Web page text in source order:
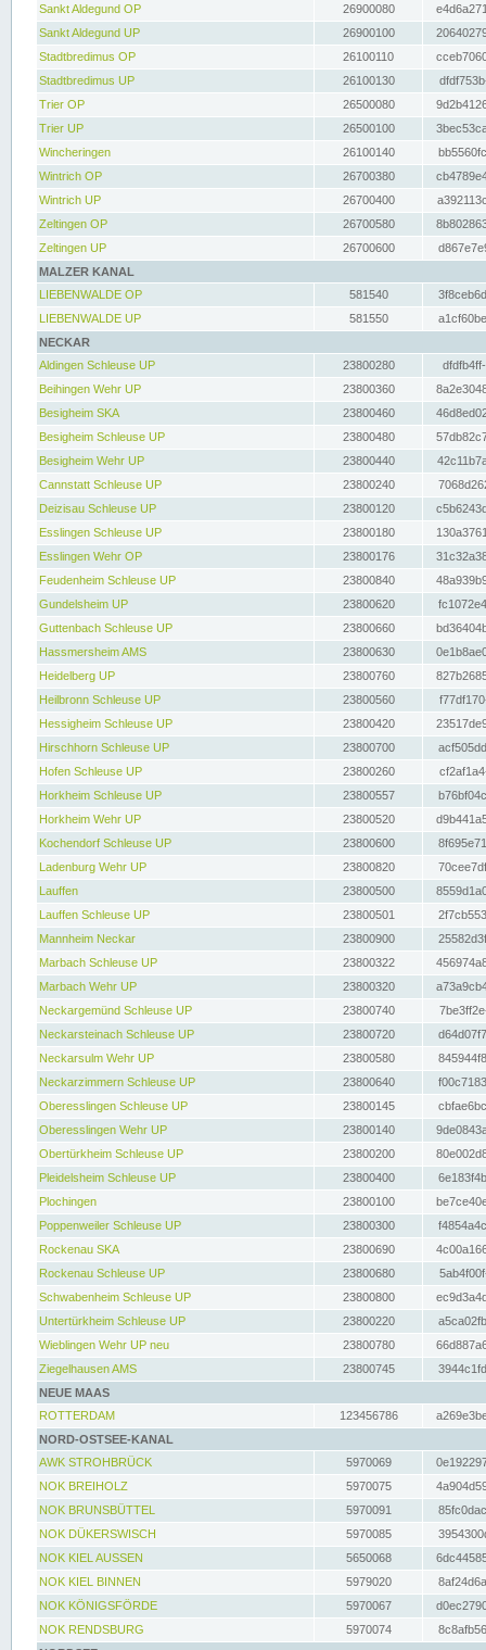
Sankt Aldegund OP
26900080
Sankt Aldegund UP
26900100
Stadtbredimus OP
26100110
Stadtbredimus UP
26100130
Trier OP
26500080
Trier UP
26500100
Wincheringen
26100140
Wintrich OP
26700380
Wintrich UP
26700400
Zeltingen OP
26700580
Zeltingen UP
26700600
MALZER KANAL
LIEBENWALDE OP
581540
LIEBENWALDE UP
581550
NECKAR
Aldingen Schleuse UP
23800280
Beihingen Wehr UP
23800360
Besigheim SKA
23800460
Besigheim Schleuse UP
23800480
Besigheim Wehr UP
23800440
Cannstatt Schleuse UP
23800240
Deizisau Schleuse UP
23800120
Esslingen Schleuse UP
23800180
Esslingen Wehr OP
23800176
Feudenheim Schleuse UP
23800840
Gundelsheim UP
23800620
Guttenbach Schleuse UP
23800660
Hassmersheim AMS
23800630
Heidelberg UP
23800760
Heilbronn Schleuse UP
23800560
Hessigheim Schleuse UP
23800420
Hirschhorn Schleuse UP
23800700
Hofen Schleuse UP
23800260
Horkheim Schleuse UP
23800557
Horkheim Wehr UP
23800520
Kochendorf Schleuse UP
23800600
Ladenburg Wehr UP
23800820
Lauffen
23800500
Lauffen Schleuse UP
23800501
Mannheim Neckar
23800900
Marbach Schleuse UP
23800322
Marbach Wehr UP
23800320
Neckargemünd Schleuse UP
23800740
Neckarsteinach Schleuse UP
23800720
Neckarsulm Wehr UP
23800580
Neckarzimmern Schleuse UP
23800640
Oberesslingen Schleuse UP
23800145
Oberesslingen Wehr UP
23800140
Obertürkheim Schleuse UP
23800200
Pleidelsheim Schleuse UP
23800400
Plochingen
23800100
Poppenweiler Schleuse UP
23800300
Rockenau SKA
23800690
Rockenau Schleuse UP
23800680
Schwabenheim Schleuse UP
23800800
Untertürkheim Schleuse UP
23800220
Wieblingen Wehr UP neu
23800780
Ziegelhausen AMS
23800745
NEUE MAAS
ROTTERDAM
123456786
NORD-OSTSEE-KANAL
AWK STROHBRÜCK
5970069
NOK BREIHOLZ
5970075
NOK BRUNSBÜTTEL
5970091
NOK DÜKERSWISCH
5970085
NOK KIEL AUSSEN
5650068
NOK KIEL BINNEN
5979020
NOK KÖNIGSFÖRDE
5970067
NOK RENDSBURG
5970074